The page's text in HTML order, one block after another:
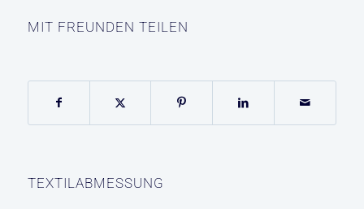
MIT FREUNDEN TEILEN
TEXTILABMESSUNG